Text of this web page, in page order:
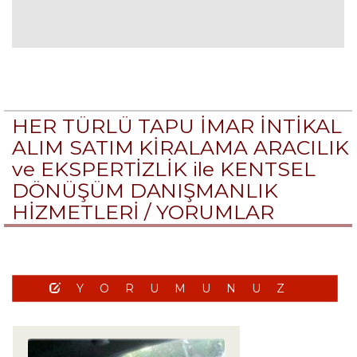
HER TÜRLÜ TAPU İMAR İNTİKAL
ALIM SATIM KİRALAMA ARACILIK
ve EKSPERTİZLİK ile KENTSEL
DÖNÜŞÜM DANIŞMANLIK
HİZMETLERİ /YORUMLAR
YORUMUNUZ